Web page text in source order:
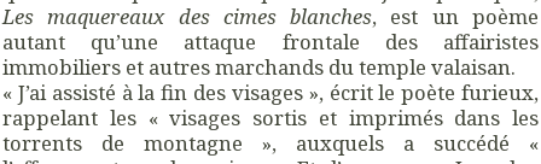
Les maquereaux des cimes blanches, est un poème
autant qu’une attaque frontale des affairistes
immobiliers et autres marchands du temple valaisan.
« J’ai assisté à la fin des visages », écrit le poète furieux,
rappelant les « visages sortis et imprimés dans les
torrents de montagne », auxquels a succédé «